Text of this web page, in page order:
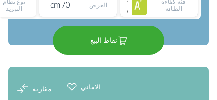
فئة كفاءة
الطاقة
العرض 70 cm
نوع نظام
التبريد
نقاط البيع
الاماني مقارنه